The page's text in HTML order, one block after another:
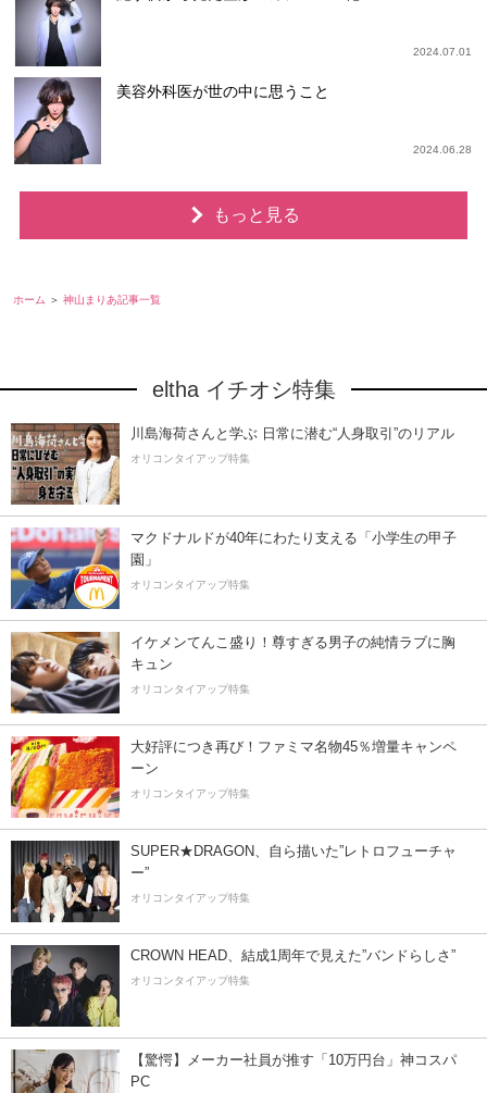
2024.07.01
美容外科医が世の中に思うこと
2024.06.28
もっと見る
ホーム 神山まりあ記事一覧
eltha イチオシ特集
川島海荷さんと学ぶ 日常に潜む“人身取引”のリアル
オリコンタイアップ特集
マクドナルドが40年にわたり支える「小学生の甲子
園」
オリコンタイアップ特集
イケメンてんこ盛り！尊すぎる男子の純情ラブに胸
キュン
オリコンタイアップ特集
大好評につき再び！ファミマ名物45％増量キャンペ
ーン
オリコンタイアップ特集
SUPER★DRAGON、自ら描いた”レトロフューチャ
ー”
オリコンタイアップ特集
CROWN HEAD、結成1周年で見えた”バンドらしさ”
オリコンタイアップ特集
【驚愕】メーカー社員が推す「10万円台」神コスパ
PC